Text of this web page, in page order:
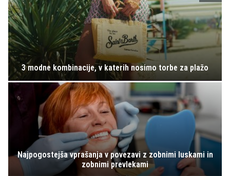
3 modne kombinacije, v katerih nosimo torbe za plažo
Najpogostejša vprašanja v povezavi z zobnimi luskami in
zobnimi prevlekami